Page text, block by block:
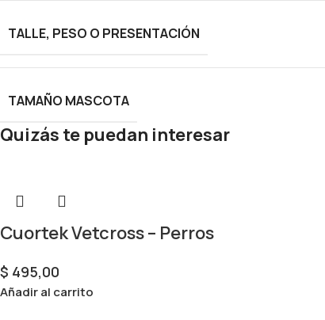
TALLE, PESO O PRESENTACIÓN
TAMAÑO MASCOTA
Quizás te puedan interesar
Cuortek Vetcross – Perros
$ 495,00
Añadir al carrito